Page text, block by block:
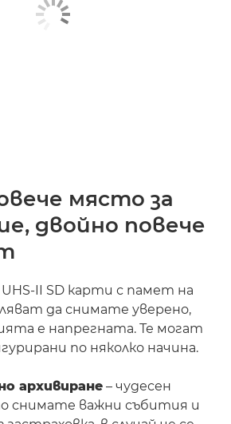
място за
двойно повече
II SD карти с памет на
да снимате уверено,
е напрегната. Те могат
по няколко начина.
архивиране – чудесен
снимате важни събития и